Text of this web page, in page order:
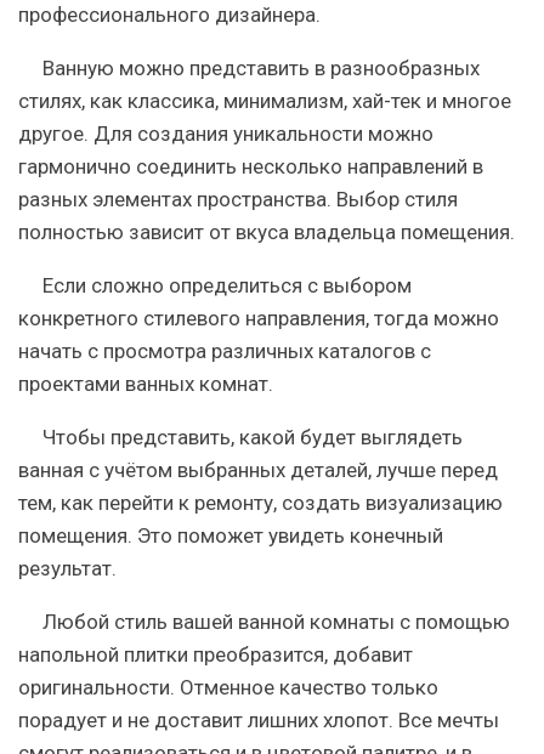
профессионального дизайнера.
Ванную можно представить в разнообразных
стилях, как классика, минимализм, хай-тек и многое
другое. Для создания уникальности можно
гармонично соединить несколько направлений в
разных элементах пространства. Выбор стиля
полностью зависит от вкуса владельца помещения.
Если сложно определиться с выбором
конкретного стилевого направления, тогда можно
начать с просмотра различных каталогов с
проектами ванных комнат.
Чтобы представить, какой будет выглядеть
ванная с учётом выбранных деталей, лучше перед
тем, как перейти к ремонту, создать визуализацию
помещения. Это поможет увидеть конечный
результат.
Любой стиль вашей ванной комнаты с помощью
напольной плитки преобразится, добавит
оригинальности. Отменное качество только
порадует и не доставит лишних хлопот. Все мечты